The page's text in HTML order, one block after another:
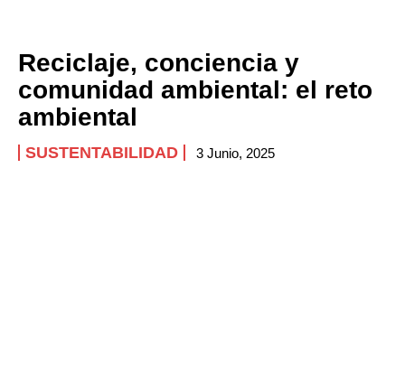
Reciclaje, conciencia y
comunidad ambiental: el reto
ambiental
SUSTENTABILIDAD 3 Junio, 2025